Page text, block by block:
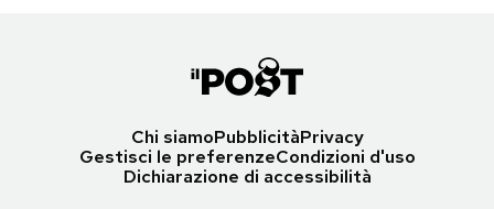
Chi siamoPubblicitàPrivacy
Gestisci le preferenzeCondizioni d'uso
Dichiarazione di accessibilità